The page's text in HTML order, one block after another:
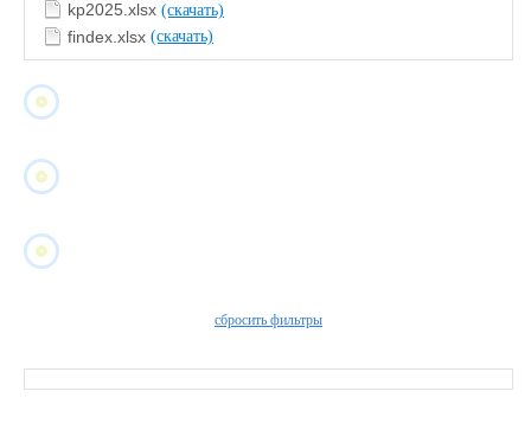
kp2025.xlsx (скачать)
findex.xlsx (скачать)
сбросить фильтры